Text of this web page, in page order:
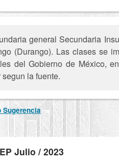
general Secundaria
(Durango). Las clases se
del Gobierno de México,
la fuente.
Sugerencia
Julio / 2023